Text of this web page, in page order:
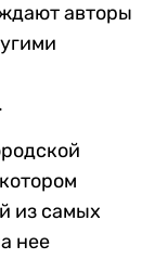
авторы
из самых
нее